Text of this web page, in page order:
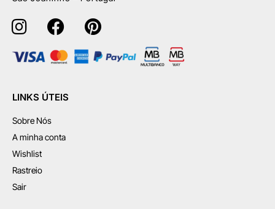
LINKS ÚTEIS
Sobre Nós
A minha conta
Wishlist
Rastreio
Sair